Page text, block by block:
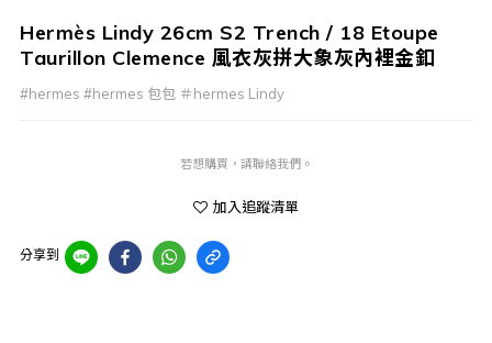
Hermès Lindy 26cm S2 Trench / 18 Etoupe
Taurillon Clemence 風衣灰拼大象灰內裡金釦
#hermes #hermes 包包 ＃hermes Lindy
若想購買，請聯絡我們。
加入追蹤清單
分享到